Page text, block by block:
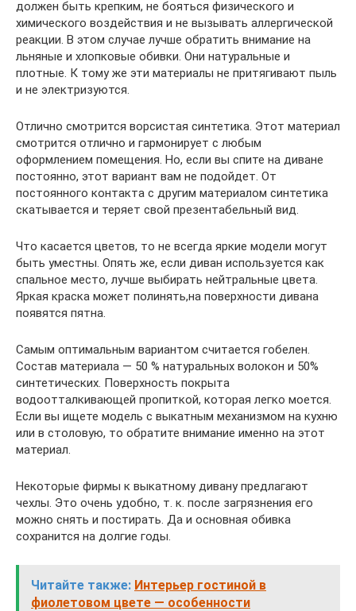
должен быть крепким, не бояться физического и
химического воздействия и не вызывать аллергической
реакции. В этом случае лучше обратить внимание на
льняные и хлопковые обивки. Они натуральные и
плотные. К тому же эти материалы не притягивают пыль
и не электризуются.
Отлично смотрится ворсистая синтетика. Этот материал
смотрится отлично и гармонирует с любым
оформлением помещения. Но, если вы спите на диване
постоянно, этот вариант вам не подойдет. От
постоянного контакта с другим материалом синтетика
скатывается и теряет свой презентабельный вид.
Что касается цветов, то не всегда яркие модели могут
быть уместны. Опять же, если диван используется как
спальное место, лучше выбирать нейтральные цвета.
Яркая краска может полинять,на поверхности дивана
появятся пятна.
Самым оптимальным вариантом считается гобелен.
Состав материала — 50 % натуральных волокон и 50%
синтетических. Поверхность покрыта
водоотталкивающей пропиткой, которая легко моется.
Если вы ищете модель с выкатным механизмом на кухню
или в столовую, то обратите внимание именно на этот
материал.
Некоторые фирмы к выкатному дивану предлагают
чехлы. Это очень удобно, т. к. после загрязнения его
можно снять и постирать. Да и основная обивка
сохранится на долгие годы.
Читайте также: Интерьер гостиной в
фиолетовом цвете — особенности